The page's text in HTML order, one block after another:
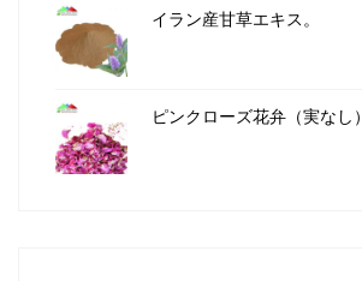
イラン産甘草エキス。
ピンクローズ花弁（実なし）